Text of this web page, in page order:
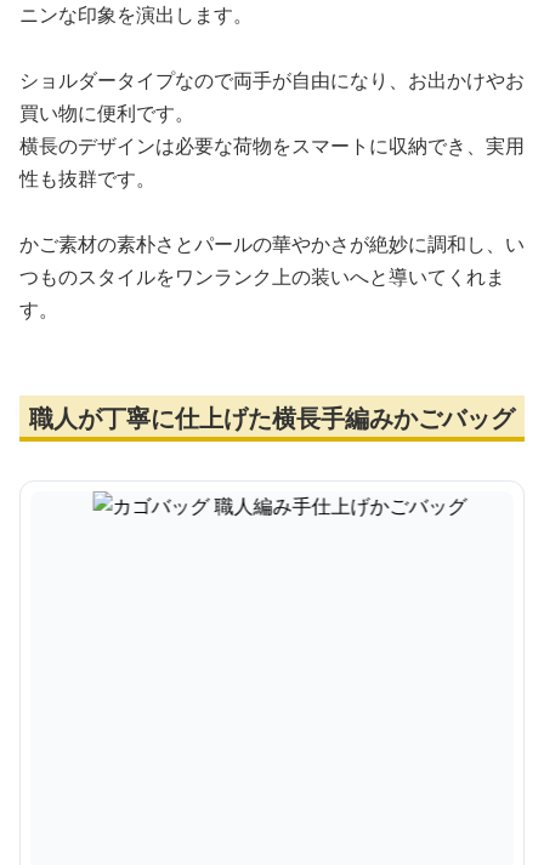
ニンな印象を演出します。
ショルダータイプなので両手が自由になり、お出かけやお
買い物に便利です。
横長のデザインは必要な荷物をスマートに収納でき、実用
性も抜群です。
かご素材の素朴さとパールの華やかさが絶妙に調和し、い
つものスタイルをワンランク上の装いへと導いてくれま
す。
職人が丁寧に仕上げた横長手編みかごバッグ